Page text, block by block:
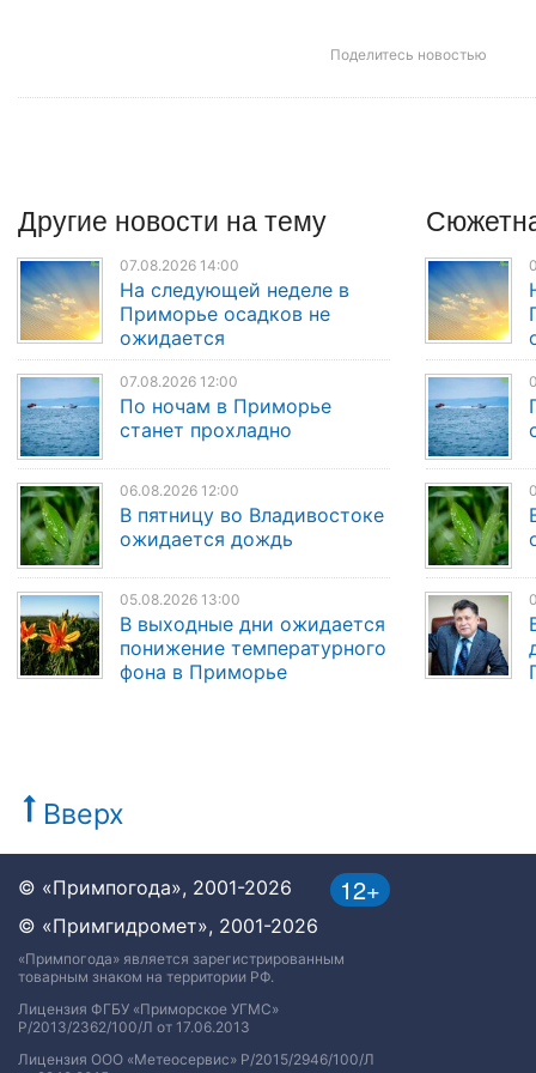
Поделитесь новостью
Другие новости на тему
07.08.2026 14:00
На следующей неделе в
Приморье осадков не
ожидается
07.08.2026 12:00
По ночам в Приморье
станет прохладно
06.08.2026 12:00
В пятницу во Владивостоке
ожидается дождь
05.08.2026 13:00
В выходные дни ожидается
понижение температурного
фона в Приморье
Вверх
12+
© «Примпогода», 2001-2026
© «Примгидромет», 2001-2026
«Примпогода» является зарегистрированным
товарным знаком на территории РФ.
Лицензия ФГБУ «Приморское УГМС»
Р/2013/2362/100/Л от 17.06.2013
Лицензия ООО «Метеосервис» Р/2015/2946/100/Л